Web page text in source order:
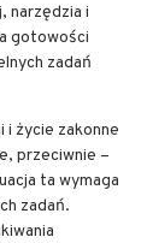
narzędzia i
gotowości
zadań
i życie zakonne
przeciwnie –
ta wymaga
zadań.